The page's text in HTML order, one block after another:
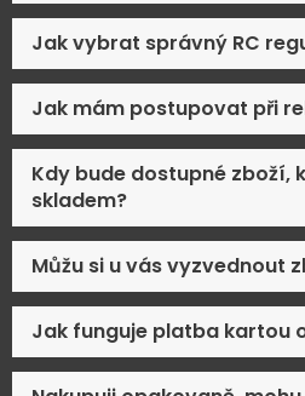
Jak vybrat správný RC
Jak mám postupovat při
Kdy bude dostupné zboží,
skladem?
Můžu si u vás vyzvednout
Jak funguje platba kartou